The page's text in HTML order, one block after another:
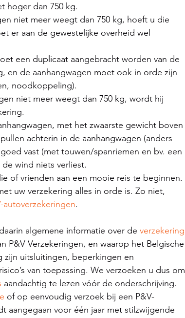
hoger dan 750 kg.
niet meer weegt dan 750 kg, hoeft u die
er aan de gewestelijke overheid wel
een duplicaat aangebracht worden van de
en de aanhangwagen moet ook in orde zijn
noodkoppeling).
niet meer weegt dan 750 kg, wordt hij
met het zwaarste gewicht boven
achterin in de aanhangwagen (anders
vast (met touwen/spanriemen en bv. een
wind niets verliest.
of vrienden aan een mooie reis te beginnen.
uw verzekering alles in orde is. Zo niet,
autoverzekeringen.
algemene informatie over de verzekering
P&V Verzekeringen, en waarop het Belgische
zijn uitsluitingen, beperkingen en
van toepassing. We verzoeken u dus om
aandachtig te lezen vóór de onderschrijving.
of op eenvoudig verzoek bij een P&V-
aangegaan voor één jaar met stilzwijgende